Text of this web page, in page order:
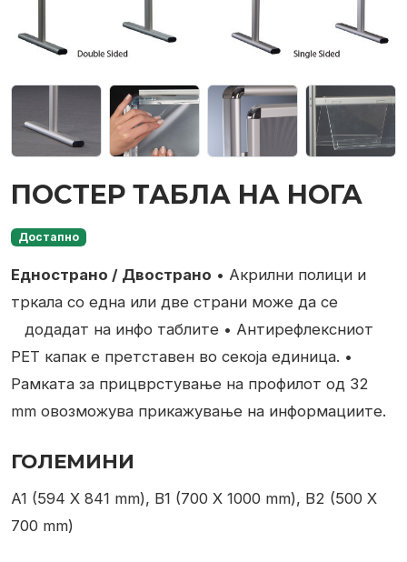
ПОСТЕР ТАБЛА НА НОГА
Достапно
Еднострано / Двострано • Акрилни полици и
тркала со една или две страни може да се
додадат на инфо таблите • Антирефлексниот
PET капак е претставен во секоја единица. •
Рамката за прицврстување на профилот од 32
mm овозможува прикажување на информациите.
ГОЛЕМИНИ
A1 (594 X 841 mm), B1 (700 X 1000 mm), B2 (500 X
700 mm)